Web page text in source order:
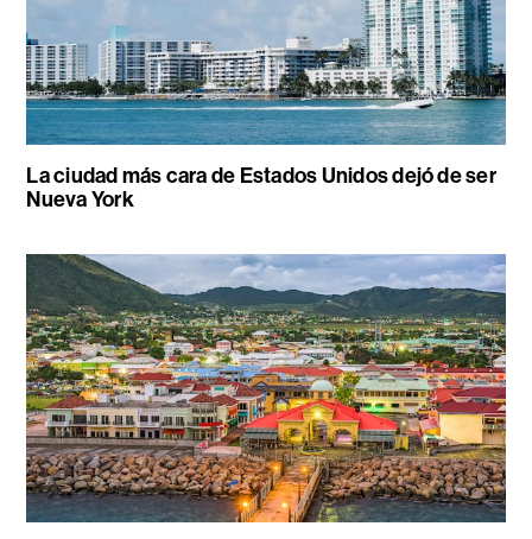
La ciudad más cara de Estados Unidos dejó de ser
Nueva York